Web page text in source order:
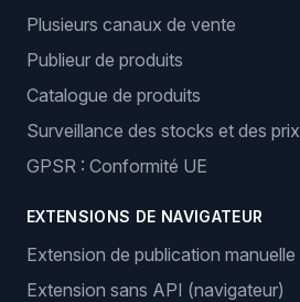
Plusieurs canaux de vente
Publieur de produits
Catalogue de produits
Surveillance des stocks et des prix
GPSR : Conformité UE
EXTENSIONS DE NAVIGATEUR
Extension de publication manuelle
Extension sans API (navigateur)